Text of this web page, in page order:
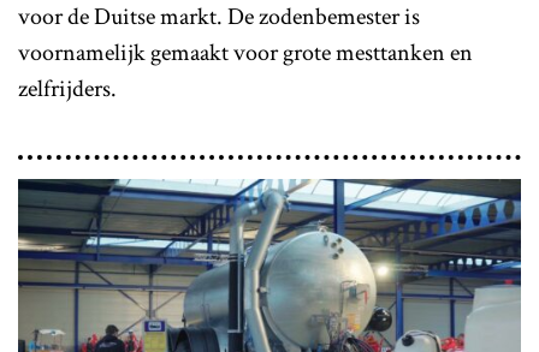
voor de Duitse markt. De zodenbemester is
voornamelijk gemaakt voor grote mesttanken en
zelfrijders.